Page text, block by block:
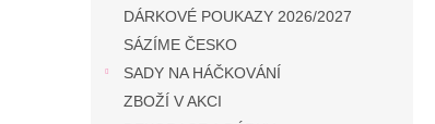
DÁRKOVÉ POUKAZY 2026/2027
SÁZÍME ČESKO
SADY NA HÁČKOVÁNÍ
ZBOŽÍ V AKCI